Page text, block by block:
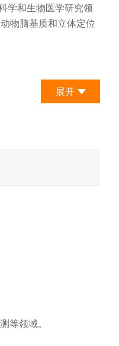
学和生物医学研究领
物脑基质和立体定位
展开
等领域。